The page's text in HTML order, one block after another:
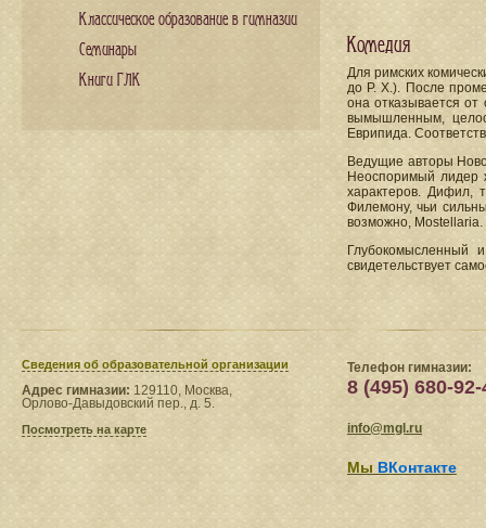
Комедия
Для римских
до Р. X.). После
она отказывается от
вымышленным,
Еврипида.
Ведущие авторы
Неоспоримый лидер
характеров. Дифил,
Филемону, чьи
возможно, Mostellaria.
Глубокомысленный
свидетельствует
Классическое образование в гимназии
Семинары
Книги ГЛК
Сведения​ об образовательной организации
Адрес гимназии: 129110, Москва,
Орлово-Давыдовский пер., д. 5.
Посмотреть на карте
Телефон гимназии:
8 (495) 680-92-
info@mgl.ru
Мы ВКонтакте